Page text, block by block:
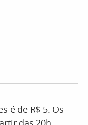
é de R$ 5. Os
das 20h,